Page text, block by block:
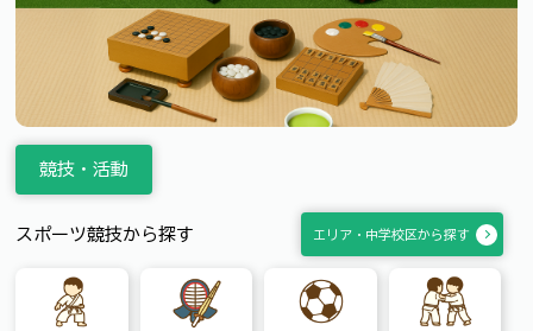
競技・活動
スポーツ競技から探す エリア・中学校区から探す